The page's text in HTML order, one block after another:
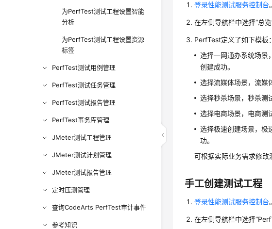
为PerfTest测试工程设置智能
分析
为PerfTest测试工程设置资源
标签
PerfTest测试用例管理
PerfTest测试任务管理
PerfTest测试报告管理
PerfTest事务库管理
JMeter测试工程管理
JMeter测试计划管理
JMeter测试报告管理
定时压测管理
查询CodeArts PerfTest审计事件
参考知识
登录性能测试服务控制台。
在左侧导航栏中选择“总览
PerfTest定义了如下模板：
选择一网通办系统场景
创建成功。
选择流媒体场景，流媒
选择秒杀场景，秒杀测
选择电商场景，电商测
选择极速创建场景，极
功。
可根据实际业务需求修改
手工创建测试工程
登录性能测试服务控制台。
在左侧导航栏中选择